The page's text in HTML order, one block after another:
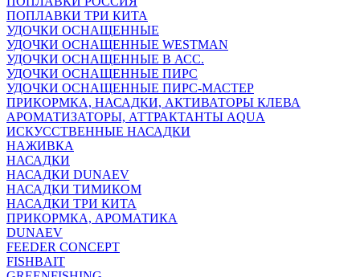
ПОПЛАВКИ ТРИ КИТА
УДОЧКИ ОСНАЩЕННЫЕ
УДОЧКИ ОСНАЩЕННЫЕ WESTMAN
УДОЧКИ ОСНАЩЕННЫЕ В АСС.
УДОЧКИ ОСНАЩЕННЫЕ ПИРС
УДОЧКИ ОСНАЩЕННЫЕ ПИРС-МАСТЕР
ПРИКОРМКА, НАСАДКИ, АКТИВАТОРЫ КЛЕВА
АРОМАТИЗАТОРЫ, АТТРАКТАНТЫ AQUA
ИСКУССТВЕННЫЕ НАСАДКИ
НАЖИВКА
НАСАДКИ
НАСАДКИ DUNAEV
НАСАДКИ ТИМИКОМ
НАСАДКИ ТРИ КИТА
ПРИКОРМКА, АРОМАТИКА
DUNAEV
FEEDER CONCEPT
FISHBAIT